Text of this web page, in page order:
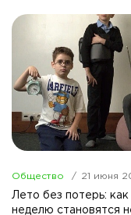
Общество 21 июня
Лето без потерь:
неделю становятся